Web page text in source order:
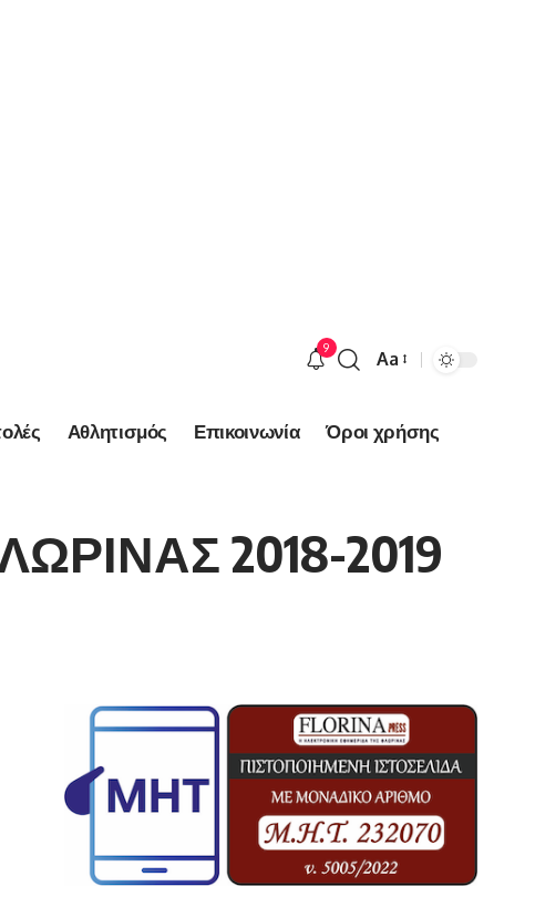
9
Font
Aa
Αθλητισμός Επικοινωνία Όροι χρήσης
2018-2019